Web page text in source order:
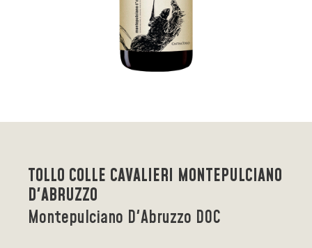
TOLLO COLLE CAVALIERI MONTEPULCIANO
D'ABRUZZO
Montepulciano D'Abruzzo DOC